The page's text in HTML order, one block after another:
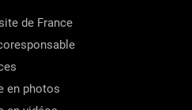
de France
en photos